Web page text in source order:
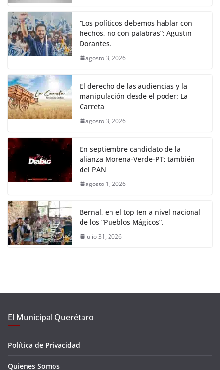
“Los políticos debemos hablar con
hechos, no con palabras”: Agustín
Dorantes.
agosto 3, 2026
El derecho de las audiencias y la
manipulación desde el poder: La
Carreta
agosto 3, 2026
En septiembre candidato de la
alianza Morena-Verde-PT; también
del PAN
agosto 1, 2026
Bernal, en el top ten a nivel nacional
de los “Pueblos Mágicos”.
julio 31, 2026
El Municipal Querétaro
Política de Privacidad
Quienes Somos